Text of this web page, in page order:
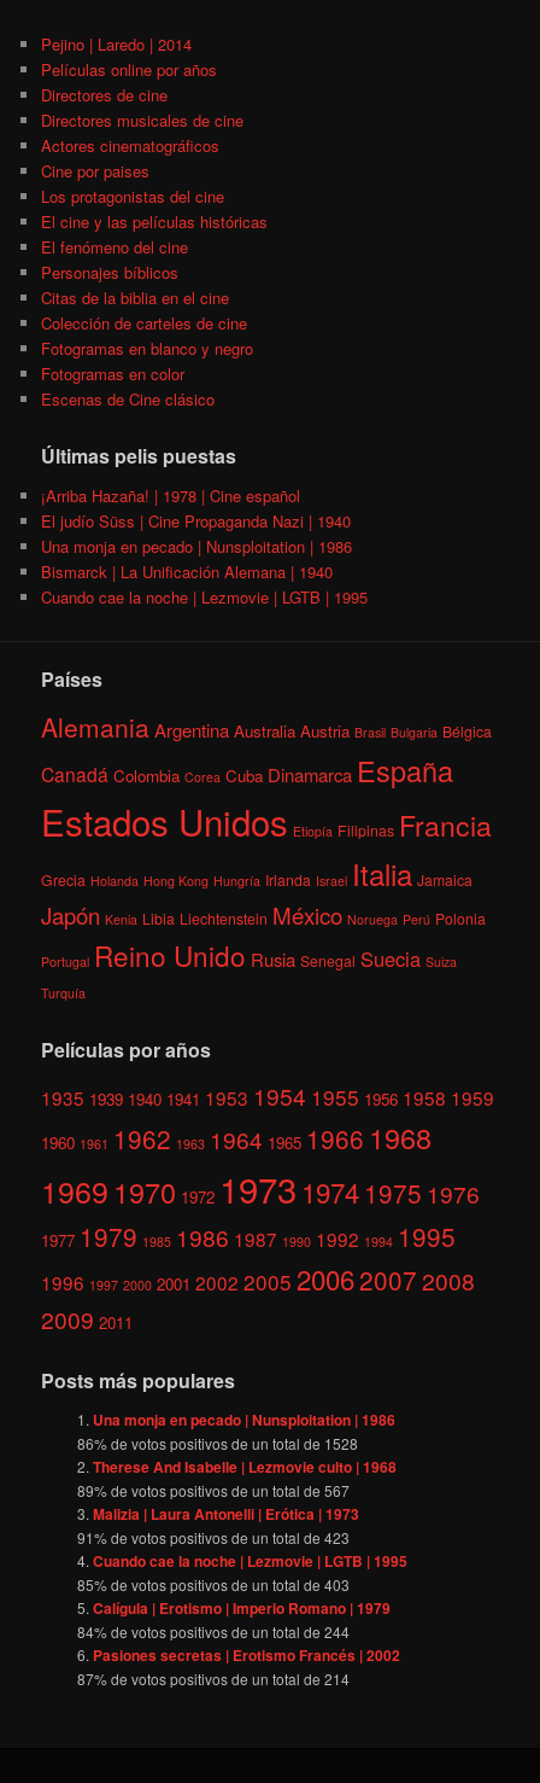
Pejino | Laredo | 2014
Películas online por años
Directores de cine
Directores musicales de cine
Actores cinematográficos
Cine por paises
Los protagonistas del cine
El cine y las películas históricas
El fenómeno del cine
Personajes bíblicos
Citas de la biblia en el cine
Colección de carteles de cine
Fotogramas en blanco y negro
Fotogramas en color
Escenas de Cine clásico
Últimas pelis puestas
¡Arriba Hazaña! | 1978 | Cine español
El judío Süss | Cine Propaganda Nazi | 1940
Una monja en pecado | Nunsploitation | 1986
Bismarck | La Unificación Alemana | 1940
Cuando cae la noche | Lezmovie | LGTB | 1995
Países
AlemaniaArgentina Australia Austria Brasil Bulgaria Bélgica
Canadá Colombia Corea Cuba Dinamarca España
Estados Unidos Etiopía Filipinas Francia
Grecia Holanda Hong Kong Hungría Irlanda Israel Italia Jamaica
Japón Kenia Libia Liechtenstein México Noruega Perú Polonia
Portugal Reino Unido Rusia Senegal Suecia Suiza
Turquía
Películas por años
1935 1939 1940 1941 1953 1954 1955 1956 1958 1959
1960 1961 1962 1963 1964 1965 1966 1968
1969 1970 1972 1973 1974 1975 1976
1977 1979 1985 1986 1987 1990 1992 1994 1995
1996 1997 2000 2001 2002 2005 200620072008
2009 2011
Posts más populares
Una monja en pecado | Nunsploitation | 1986
86% de votos positivos de un total de 1528
Therese And Isabelle | Lezmovie culto | 1968
89% de votos positivos de un total de567
Malizia | Laura Antonelli | Erótica | 1973
91% de votos positivos de un total de423
Cuando cae la noche | Lezmovie | LGTB | 1995
85% de votos positivos de un total de403
Calígula | Erotismo | Imperio Romano | 1979
84% de votos positivos de un total de244
Pasiones secretas | Erotismo Francés | 2002
87% de votos positivos de un total de214